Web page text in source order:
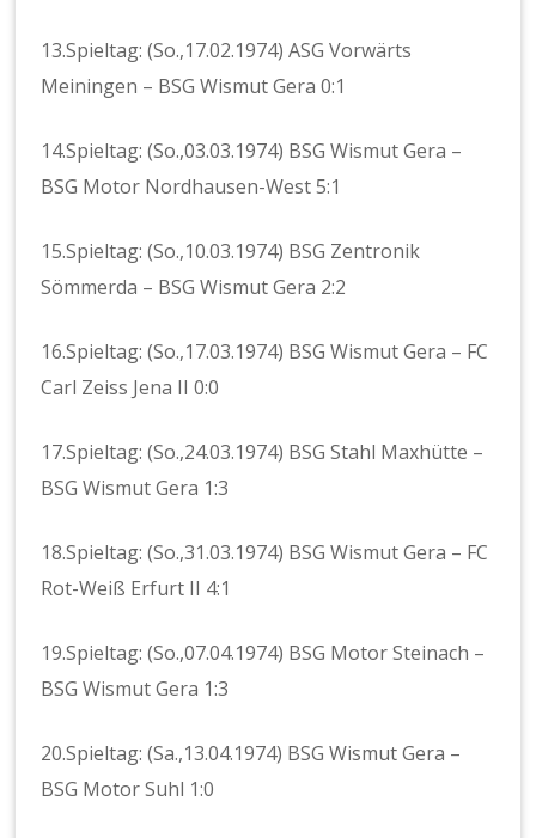
13.Spieltag: (So.,17.02.1974) ASG Vorwärts
Meiningen – BSG Wismut Gera 0:1
14.Spieltag: (So.,03.03.1974) BSG Wismut Gera –
BSG Motor Nordhausen-West 5:1
15.Spieltag: (So.,10.03.1974) BSG Zentronik
Sömmerda – BSG Wismut Gera 2:2
16.Spieltag: (So.,17.03.1974) BSG Wismut Gera – FC
Carl Zeiss Jena II 0:0
17.Spieltag: (So.,24.03.1974) BSG Stahl Maxhütte –
BSG Wismut Gera 1:3
18.Spieltag: (So.,31.03.1974) BSG Wismut Gera – FC
Rot-Weiß Erfurt II 4:1
19.Spieltag: (So.,07.04.1974) BSG Motor Steinach –
BSG Wismut Gera 1:3
20.Spieltag: (Sa.,13.04.1974) BSG Wismut Gera –
BSG Motor Suhl 1:0